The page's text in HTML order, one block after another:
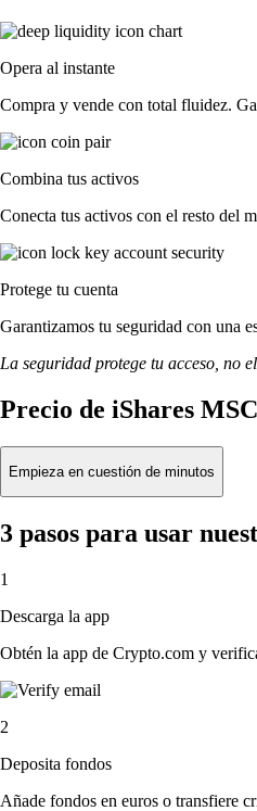
Opera al instante
Compra y vende con total fluidez.
Combina tus activos
Conecta tus activos con el resto del
Protege tu cuenta
Garantizamos tu seguridad con una
La seguridad protege tu acceso, no
Precio de iShares
Empieza en cuestión de minutos
3 pasos para usar
1
Descarga la app
Obtén la app de Crypto.com y
2
Deposita fondos
Añade fondos en euros o transfiere